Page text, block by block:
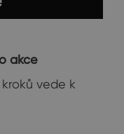
akce
vede k